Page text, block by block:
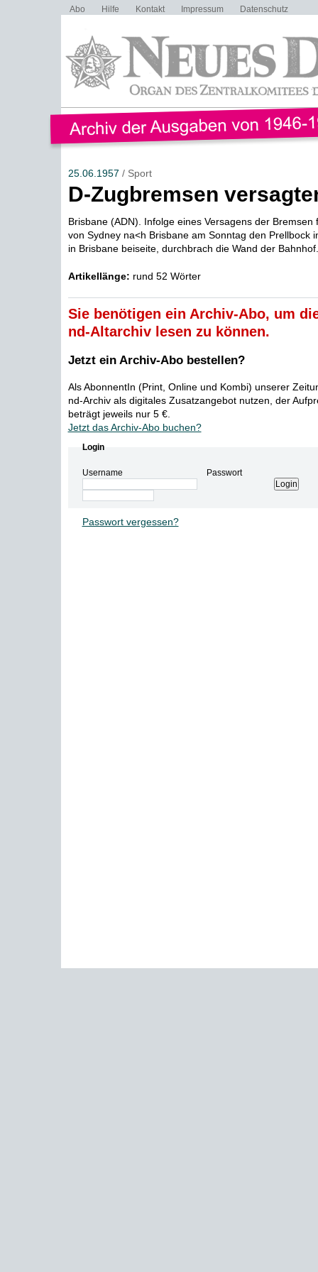
Abo Hilfe Kontakt Impressum Datenschutz
25.06.1957 / Sport
D-Zugbremsen
Brisbane (ADN). Infolge eines Versagens der Bremsen
von Sydney na<h Brisbane am Sonntag den Prellbock
in Brisbane beiseite, durchbrach die Wand der
Artikellänge: rund 52 Wörter
Sie benötigen ein Archiv-Abo, um
nd-Altarchiv lesen zu können.
Jetzt ein Archiv-Abo bestellen?
Als AbonnentIn (Print, Online und Kombi) unserer
nd-Archiv als digitales Zusatzangebot nutzen, der
beträgt jeweils nur 5 €.
Jetzt das Archiv-Abo buchen?
Login
Username Passwort
Passwort vergessen?